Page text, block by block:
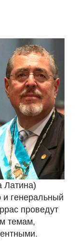
Латина)
генеральный
проведут
темам,